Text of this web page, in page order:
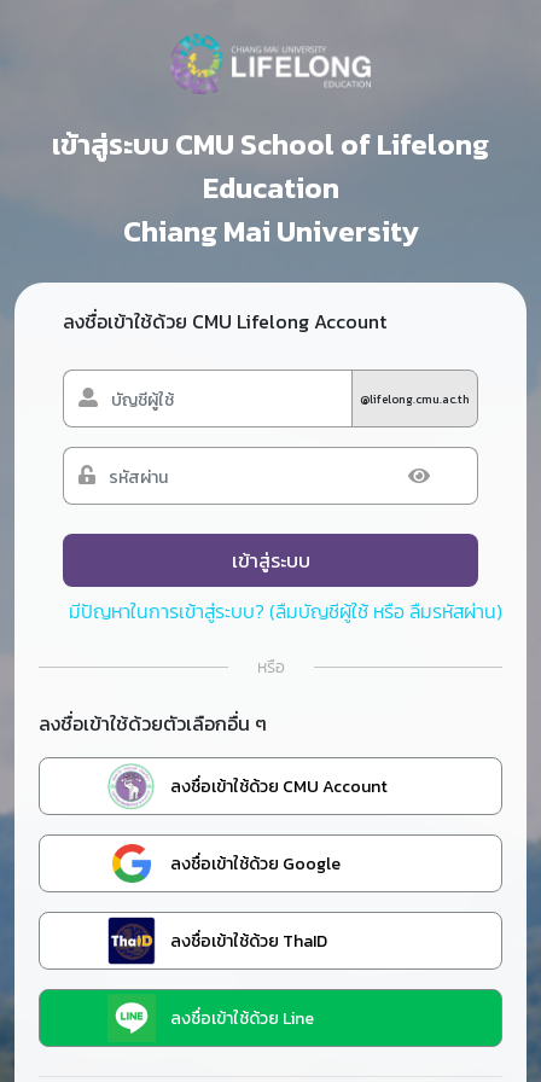
เข้าสู่ระบบ CMU School of Lifelong
Education
Chiang Mai University
ลงชื่อเข้าใช้ด้วยตัวเลือกอื่น ๆ
ลงชื่อเข้าใช้ด้วย CMU Account
ลงชื่อเข้าใช้ด้วย Google
ลงชื่อเข้าใช้ด้วย ThaID
ลงชื่อเข้าใช้ด้วย Line
หรือ
ลงชื่อเข้าใช้ด้วย CMU Lifelong Account
@lifelong.cmu.ac.th
เข้าสู่ระบบ
มีปัญหาในการเข้าสู่ระบบ? (ลืมบัญชีผู้ใช้ หรือ ลืมรหัสผ่าน)